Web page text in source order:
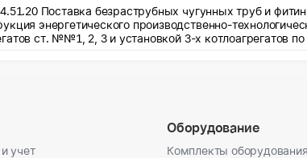
Поставка безраструбных чугунных труб и
энергетического производственно-
ст. №№1, 2, 3 и установкой 3-х
учет
Оборудование
Комплекты оборудования